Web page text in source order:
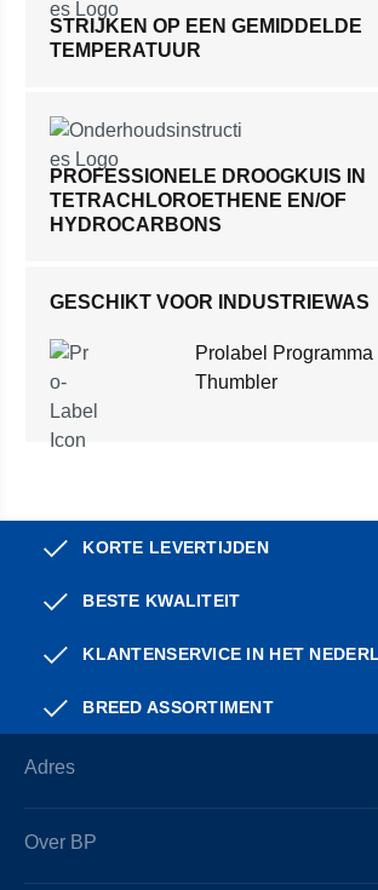
STRIJKEN OP EEN GEMIDDELDE
TEMPERATUUR
PROFESSIONELE DROOGKUIS IN
TETRACHLOROETHENE EN/OF
HYDROCARBONS
GESCHIKT VOOR INDUSTRIEWAS
Prolabel Programma
Thumbler
KORTE LEVERTIJDEN
BESTE KWALITEIT
KLANTENSERVICE IN HET
BREED ASSORTIMENT
Adres
Over BP